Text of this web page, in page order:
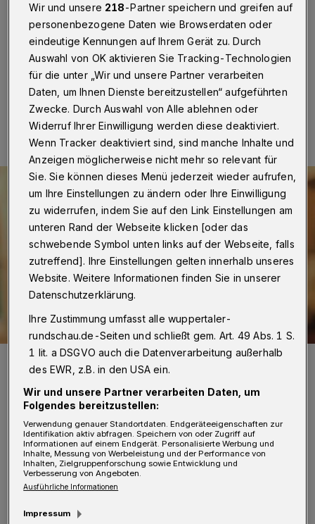
Die in Wuppertal geborene NDR-
Fernsehmoderatorin Bettina Tietjen liest am Mittwoch
(24. Oktober 2018) bei der DRK-Schwesternschaft.
21.10.2018 , 09:15 Uhr Eine Minute Lesezeit
Bettina Tietjen hat ein Buch über die Demenz ihres Vaters
geschrieben.
B ettina Tietjen hat ein sehr persönliches
Buch geschrieben, das sie vorstellt: In
"Unter Tränen gelacht" (erschienen bei Piper)
Wir und unsere 218-Partner speichern und greifen auf
personenbezogene Daten wie Browserdaten oder
eindeutige Kennungen auf Ihrem Gerät zu. Durch
Auswahl von OK aktivieren Sie Tracking-Technologien
für die unter „Wir und unsere Partner verarbeiten
Daten, um Ihnen Dienste bereitzustellen“ aufgeführten
Zwecke. Durch Auswahl von Alle ablehnen oder
Widerruf Ihrer Einwilligung werden diese deaktiviert.
Wenn Tracker deaktiviert sind, sind manche Inhalte und
Anzeigen möglicherweise nicht mehr so relevant für
Sie. Sie können dieses Menü jederzeit wieder aufrufen,
um Ihre Einstellungen zu ändern oder Ihre Einwilligung
zu widerrufen, indem Sie auf den Link Einstellungen am
unteren Rand der Webseite klicken [oder das
schwebende Symbol unten links auf der Webseite, falls
zutreffend]. Ihre Einstellungen gelten innerhalb unseres
Website. Weitere Informationen finden Sie in unserer
Datenschutzerklärung.
Ihre Zustimmung umfasst alle wuppertaler-
rundschau.de-Seiten und schließt gem. Art. 49 Abs. 1 S.
1 lit. a DSGVO auch die Datenverarbeitung außerhalb
des EWR, z.B. in den USA ein.
Wir und unsere Partner verarbeiten Daten, um
Folgendes bereitzustellen:
Verwendung genauer Standortdaten. Endgeräteeigenschaften zur
Identifikation aktiv abfragen. Speichern von oder Zugriff auf
Informationen auf einem Endgerät. Personalisierte Werbung und
Inhalte, Messung von Werbeleistung und der Performance von
Inhalten, Zielgruppenforschung sowie Entwicklung und
Verbesserung von Angeboten.
Ausführliche Informationen
Impressum